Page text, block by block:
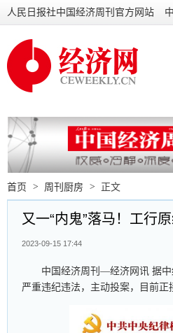
人民日报社中国经济周刊官方网站
首页 > 周刊厨房 > 正文
又一“内鬼”落马！工行
2023-09-15 17:44
中国经济周刊—经济网讯 据
严重违纪违法，主动投案，目前